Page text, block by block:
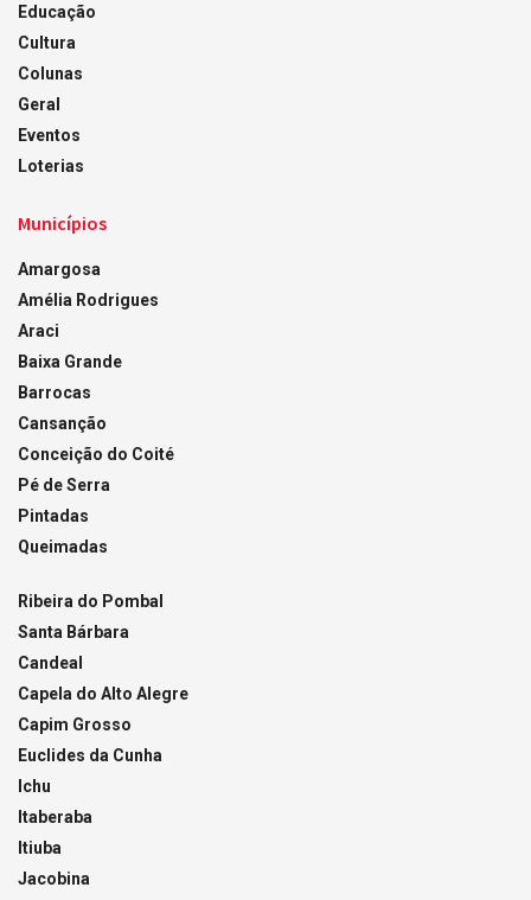
Educação
Cultura
Colunas
Geral
Eventos
Loterias
Municípios
Amargosa
Amélia Rodrigues
Araci
Baixa Grande
Barrocas
Cansanção
Conceição do Coité
Pé de Serra
Pintadas
Queimadas
Ribeira do Pombal
Santa Bárbara
Candeal
Capela do Alto Alegre
Capim Grosso
Euclides da Cunha
Ichu
Itaberaba
Itiuba
Jacobina